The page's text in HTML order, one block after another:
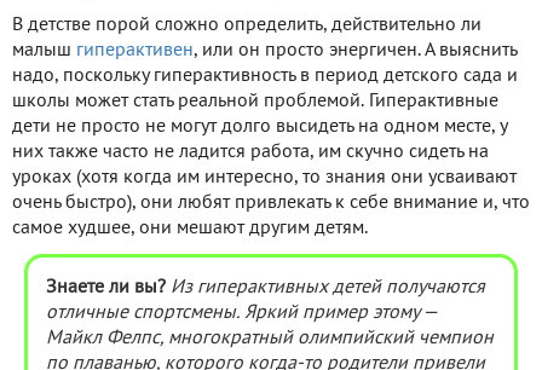
В детстве порой сложно определить, действительно ли
малыш гиперактивен, или он просто энергичен. А выяснить
надо, поскольку гиперактивность в период детского сада и
школы может стать реальной проблемой. Гиперактивные
дети не просто не могут долго высидеть на одном месте, у
них также часто не ладится работа, им скучно сидеть на
уроках (хотя когда им интересно, то знания они усваивают
очень быстро), они любят привлекать к себе внимание и, что
самое худшее, они мешают другим детям.
Знаете ли вы? Из гиперактивных детей получаются
отличные спортсмены. Яркий пример этому —
Майкл Фелпс, многократный олимпийский чемпион
по плаванью, которого когда-то родители привели